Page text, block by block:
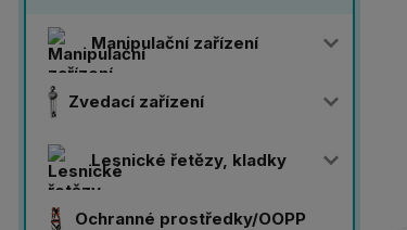
Manipulační zařízení
Zvedací zařízení
Lesnické řetězy, kladky
Ochranné prostředky/OOPP